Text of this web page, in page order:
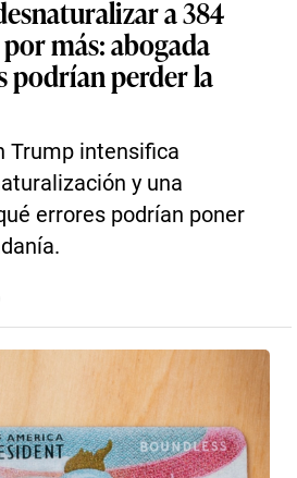
a 384
más: abogada
podrían perder la
Trump intensifica
y una
errores podrían poner